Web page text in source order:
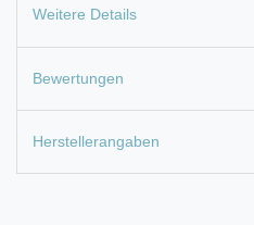
Weitere Details
Bewertungen
Herstellerangaben